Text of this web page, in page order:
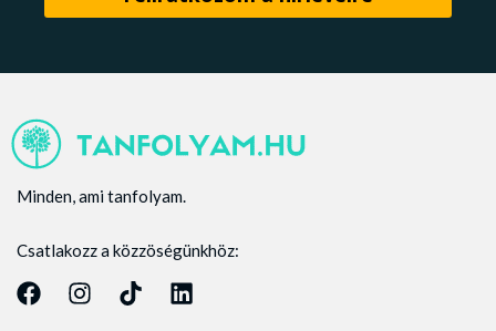
Minden, ami tanfolyam.
Csatlakozz a közzöségünkhöz: